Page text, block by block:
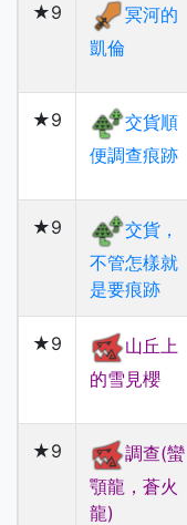
★9
冥河的
凱倫
★9
交貨順
便調查痕跡
★9
交貨，
不管怎樣就
是要痕跡
★9
山丘上
的雪見櫻
★9
調查(蠻
顎龍，蒼火
龍)